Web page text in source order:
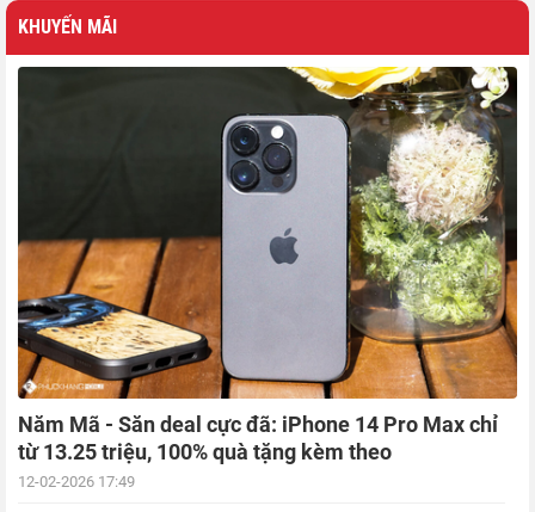
KHUYẾN MÃI
Năm Mã - Săn deal cực đã: iPhone 14 Pro Max chỉ
từ 13.25 triệu, 100% quà tặng kèm theo
12-02-2026 17:49